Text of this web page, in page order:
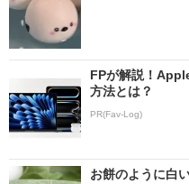
FPが解説！
方法とは？
PR(Fav-Log)
お餅のように白